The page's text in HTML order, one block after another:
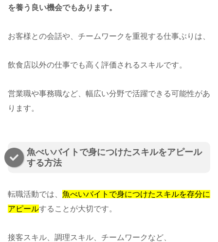
を養う良い機会でもあります。
お客様との会話や、チームワークを重視する仕事ぶりは、
飲食店以外の仕事でも高く評価されるスキルです。
営業職や事務職など、幅広い分野で活躍できる可能性があ
ります。
魚べいバイトで身につけたスキルをアピール
する方法
転職活動では、 魚べいバイトで身につけたスキルを存分に
アピールすることが大切です。
接客スキル、調理スキル、チームワークなど、